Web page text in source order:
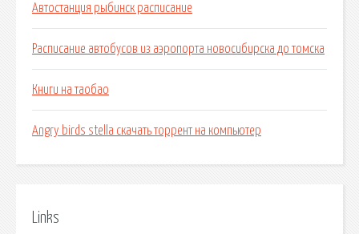
Автостанция рыбинск расписание
Расписание автобусов из аэропорта новосибирска до томска
Книги на таобао
Angry birds stella скачать торрент на компьютер
Links